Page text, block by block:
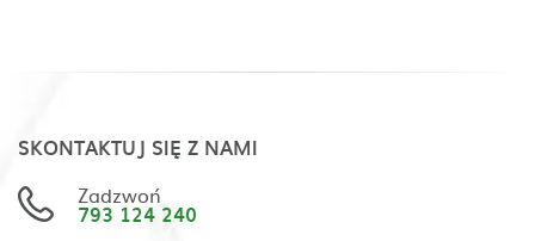
SKONTAKTUJ SIĘ Z NAMI
Zadzwoń
793 124 240